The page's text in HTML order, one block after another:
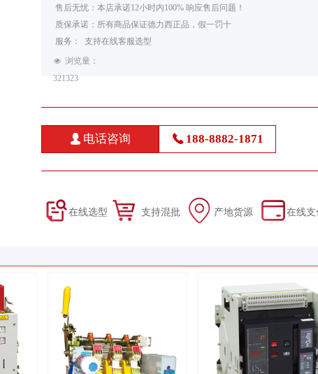
售后无忧：本店承诺12小时内100% 响应售后问题！
质保承诺：所有商品保证德力西正品，假一罚十
服务： 支持在线客服选型
넶 浏览量：
321323
넙 电话咨询 끅 188-8882-1871
在线选型 支持混批 产地货源 在线支